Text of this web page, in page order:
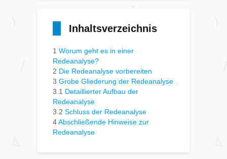
Inhaltsverzeichnis
1 Worum geht es in einer
Redeanalyse?
2 Die Redeanalyse vorbereiten
3 Grobe Gliederung der Redeanalyse
3.1 Detaillierter Aufbau der
Redeanalyse
3.2 Schluss der Redeanalyse
4Abschließende Hinweise zur
Redeanalyse